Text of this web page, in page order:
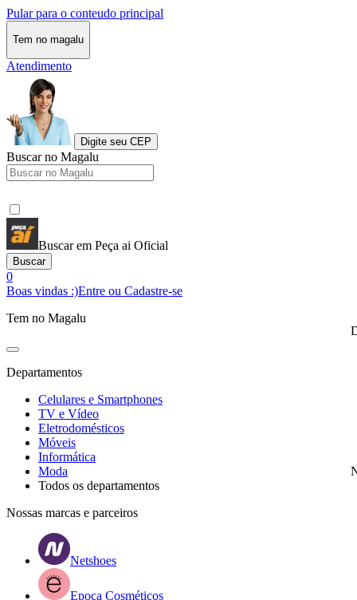
Pular para o conteudo principal
Tem no magalu
Atendimento
Digite seu CEP
Buscar no Magalu
Buscar em Peça ai Oficial
Buscar
0
Boas vindas :)Entre ou Cadastre-se
Tem no Magalu
Departamentos
Celulares e Smartphones
TV e Vídeo
Eletrodomésticos
Móveis
Informática
Moda
Todos os departamentos
Nossas marcas e parceiros
Netshoes
Epoca Cosméticos